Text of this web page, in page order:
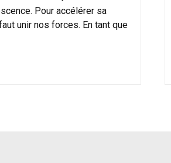
Pour accélérer sa
unir nos forces. En tant que